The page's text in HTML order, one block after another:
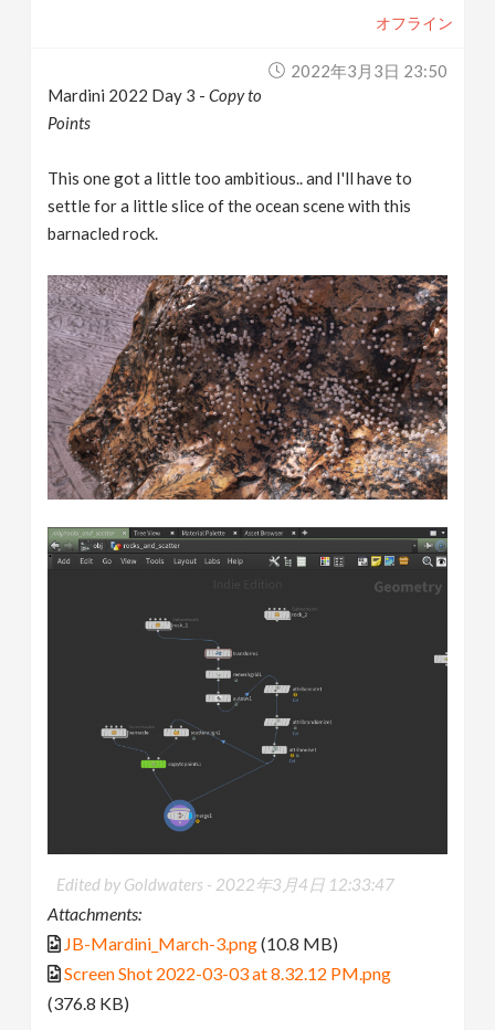
オフライン
2022年3月3日 23:50
Mardini 2022 Day 3 -Copy to
Points
This one got a little too ambitious.. and I'll have to
settle for a little slice of the ocean scene with this
barnacled rock.
Edited by Goldwaters - 2022年3月4日 12:33:47
Attachments:
JB-Mardini_March-3.png(10.8 MB)
Screen Shot 2022-03-03 at 8.32.12 PM.png
(376.8 KB)